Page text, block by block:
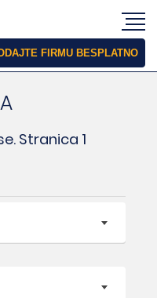
FIRMU BESPLATNO
Stranica 1